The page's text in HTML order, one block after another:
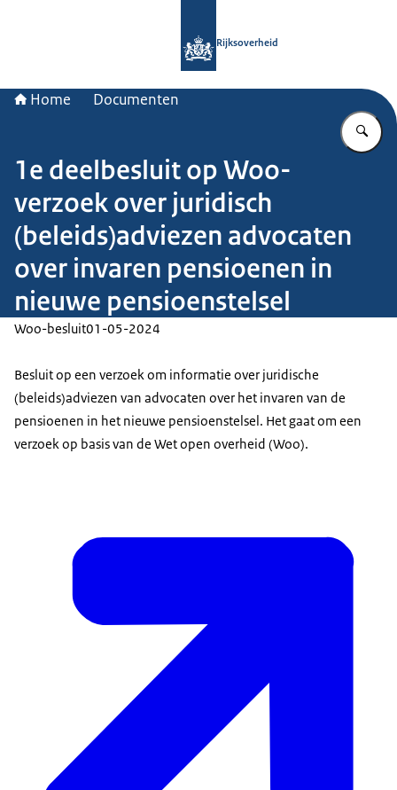
Rijksoverheid
Home Documenten
1e deelbesluit op Woo-
verzoek over juridisch
(beleids)adviezen advocaten
over invaren pensioenen in
nieuwe pensioenstelsel
Woo-besluit01-05-2024
Besluit op een verzoek om informatie over juridische
(beleids)adviezen van advocaten over het invaren van de
pensioenen in het nieuwe pensioenstelsel. Het gaat om een
verzoek op basis van de Wet open overheid (Woo).